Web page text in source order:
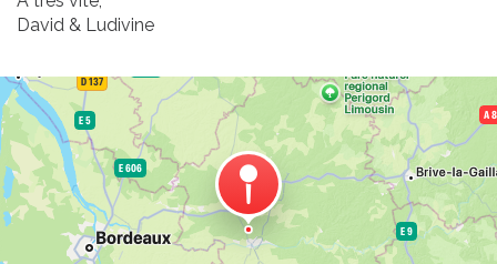
David & Ludivine